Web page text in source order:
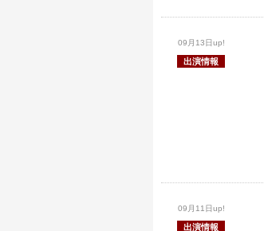
09月13日up!
出演情報
09月11日up!
出演情報